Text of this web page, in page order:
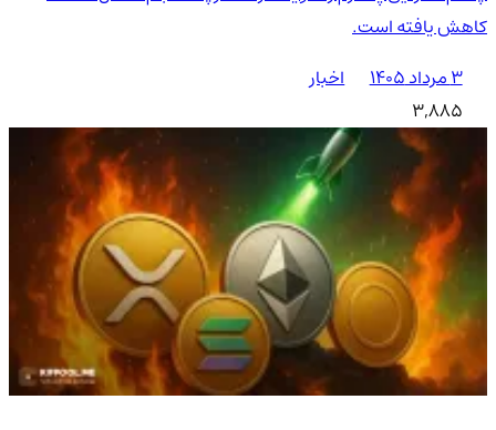
کاهش یافته است.
۳ مرداد ۱۴۰۵
اخبار
3,885